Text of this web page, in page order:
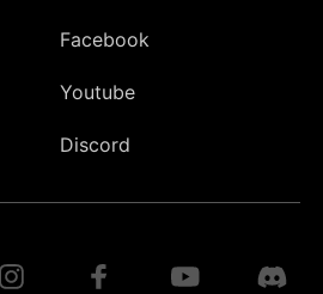
Facebook
Youtube
Discord